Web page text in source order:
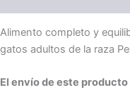
Alimento completo y
gatos adultos de la raza
El envío de este